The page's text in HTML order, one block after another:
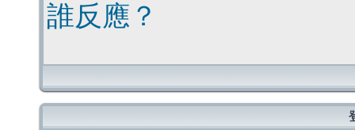
誰反應？